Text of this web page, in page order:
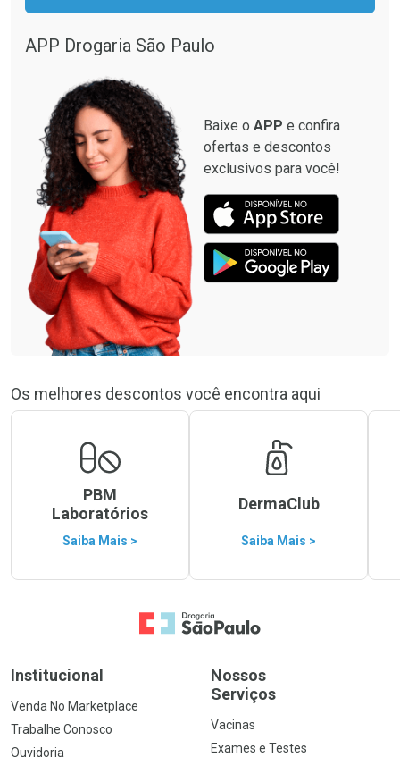
APP Drogaria São Paulo
Baixe o APP e confira
ofertas e descontos
exclusivos para você!
Os melhores descontos você encontra aqui
PBM
Laboratórios
Saiba Mais >
DermaClub
Saiba Mais >
Ir para a Home
Institucional
Venda No Marketplace
Trabalhe Conosco
Ouvidoria
Nossos
Serviços
Vacinas
Exames e Testes